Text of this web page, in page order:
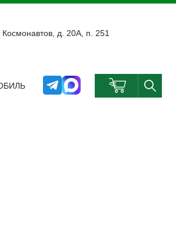
Космонавтов, д. 20А, п. 251